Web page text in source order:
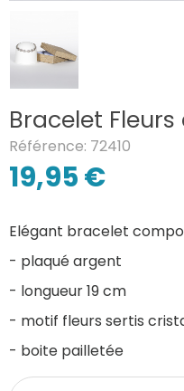
Bracelet
Référence: 72410
19,95 €
Elégant bracelet
- plaqué argent
- longueur 19 cm
- motif fleurs sertis
- boite pailletée